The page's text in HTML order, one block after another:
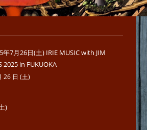
7月26日(土) IRIE MUSIC with JIM
2025 in FUKUOKA
26 日 (土)
)